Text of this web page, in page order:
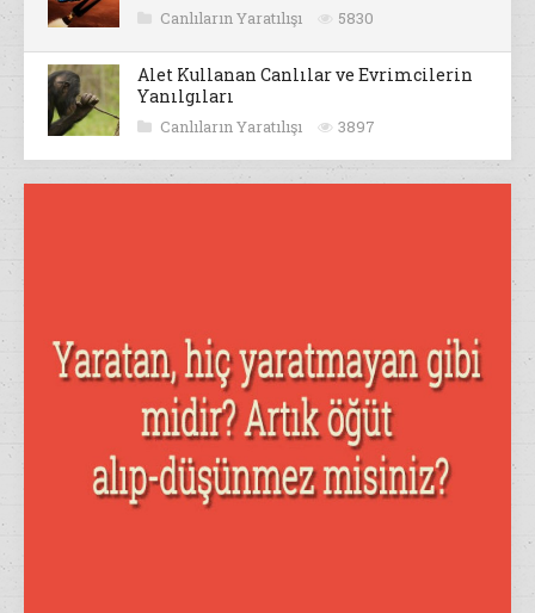
Canlıların Yaratılışı 5830
Alet Kullanan Canlılar ve Evrimcilerin
Yanılgıları
Canlıların Yaratılışı 3897